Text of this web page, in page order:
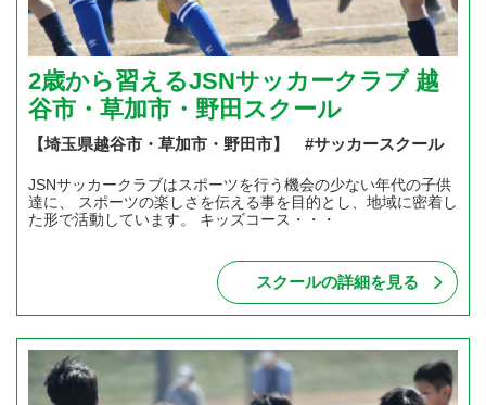
2歳から習えるJSNサッカークラブ 越
谷市・草加市・野田スクール
【埼玉県越谷市・草加市・野田市】 #サッカースクール
JSNサッカークラブはスポーツを行う機会の少ない年代の子供
達に、 スポーツの楽しさを伝える事を目的とし、地域に密着し
た形で活動しています。 キッズコース・・・
スクールの詳細を見る